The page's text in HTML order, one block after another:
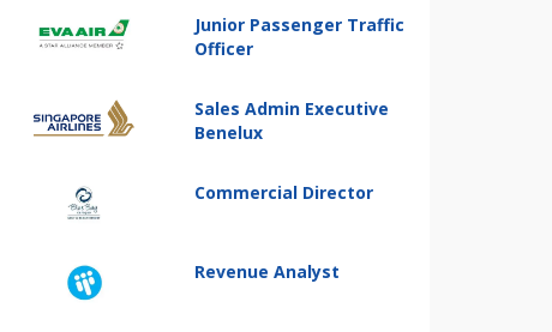
Junior Passenger Traffic
Officer
Sales Admin Executive
Benelux
Commercial Director
Revenue Analyst